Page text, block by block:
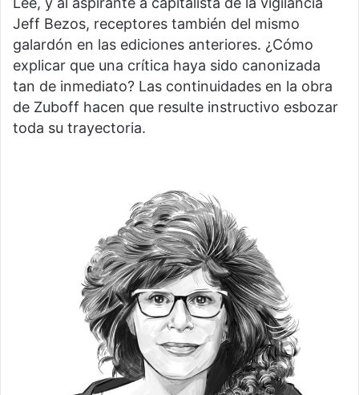
Jeff Bezos, receptores también del mismo
galardón en las ediciones anteriores. ¿Cómo
explicar que una crítica haya sido canonizada
tan de inmediato? Las continuidades en la obra
de Zuboff hacen que resulte instructivo esbozar
toda su trayectoria.